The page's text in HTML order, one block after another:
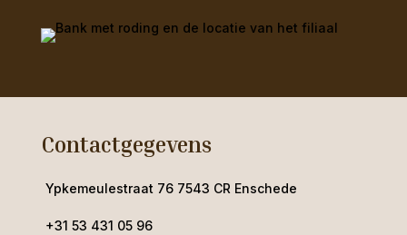
Contactgegevens
Ypkemeulestraat 76 7543 CR Enschede
+31 53 431 05 96